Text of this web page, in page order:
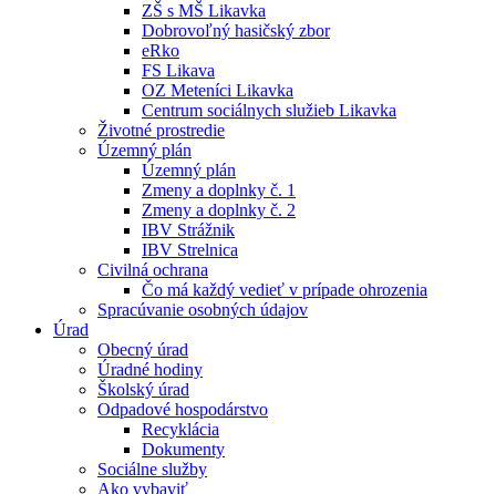
ZŠ s MŠ Likavka
Dobrovoľný hasičský zbor
eRko
FS Likava
OZ Meteníci Likavka
Centrum sociálnych služieb Likavka
Životné prostredie
Územný plán
Územný plán
Zmeny a doplnky č. 1
Zmeny a doplnky č. 2
IBV Strážnik
IBV Strelnica
Civilná ochrana
Čo má každý vedieť v prípade ohrozenia
Spracúvanie osobných údajov
Úrad
Obecný úrad
Úradné hodiny
Školský úrad
Odpadové hospodárstvo
Recyklácia
Dokumenty
Sociálne služby
Ako vybaviť